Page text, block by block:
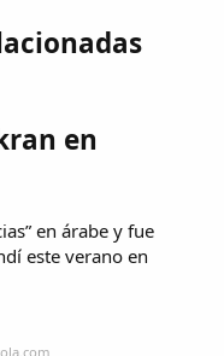
en
este verano en